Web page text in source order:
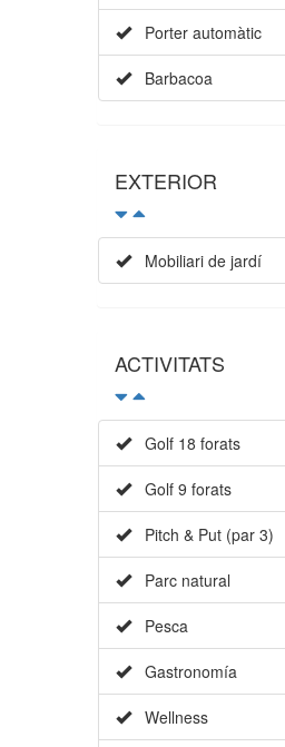
Porter automàtic
Barbacoa
EXTERIOR
Mobiliari de jardí
ACTIVITATS
Golf 18 forats
Golf 9 forats
Pitch & Put (par 3)
Parc natural
Pesca
Gastronomía
Wellness